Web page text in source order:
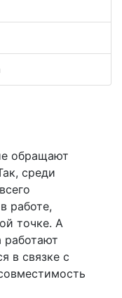
обращают
среди
работе,
точке. А
работают
в связке с